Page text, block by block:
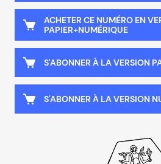
ACHETER CE NUMÉRO EN
PAPIER+NUMÉRIQUE
S'ABONNER À LA VERSION
S'ABONNER À LA VERSION